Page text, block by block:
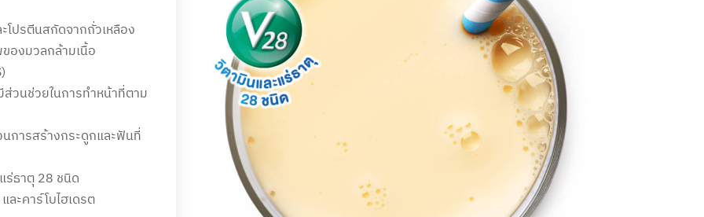
โปรตีนสกัดจากถั่วเหลือง
องมวลกล้ามเนื้อ
วนช่วยในการทำหน้าที่ตาม
การสร้างกระดูกและฟันที่
ร่ธาตุ 28 ชนิด
ะคาร์โบไฮเดรต